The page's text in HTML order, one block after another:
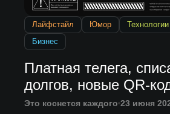
Лайфстайл Юмор
Технологии
Бизнес
Платная телега,
долгов, новые QR-
Это коснется каждого 23 июня